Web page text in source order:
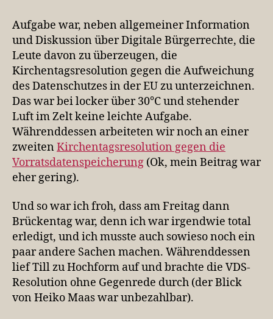
Aufgabe war, neben allgemeiner Information
und Diskussion über Digitale Bürgerrechte, die
Leute davon zu überzeugen, die
Kirchentagsresolution gegen die Aufweichung
des Datenschutzes in der EU zu unterzeichnen.
Das war bei locker über 30°C und stehender
Luft im Zelt keine leichte Aufgabe.
Währenddessen arbeiteten wir noch an einer
zweiten Kirchentagsresolution gegen die
Vorratsdatenspeicherung (Ok, mein Beitrag war
eher gering).
Und so war ich froh, dass am Freitag dann
Brückentag war, denn ich war irgendwie total
erledigt, und ich musste auch sowieso noch ein
paar andere Sachen machen. Währenddessen
lief Till zu Hochform auf und brachte die VDS-
Resolution ohne Gegenrede durch (der Blick
von Heiko Maas war unbezahlbar).